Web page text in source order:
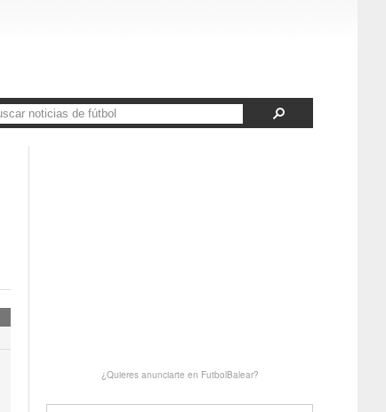
¿Quieres anunciarte en FutbolBalear?